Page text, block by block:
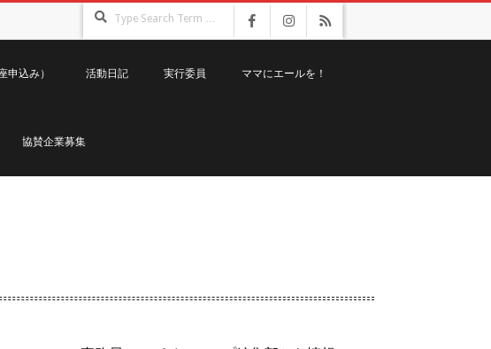
Search
申込み） 活動日記 実行委員 ママにエールを！
協賛企業募集